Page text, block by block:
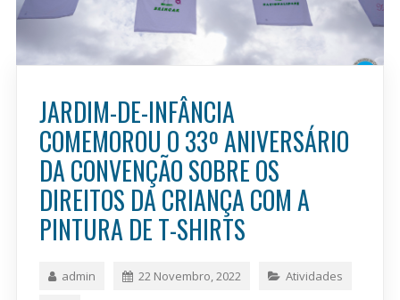
JARDIM-DE-INFÂNCIA
COMEMOROU O 33º ANIVERSÁRIO
DA CONVENÇÃO SOBRE OS
DIREITOS DA CRIANÇA COM A
PINTURA DE T-SHIRTS
admin 22 Novembro, 2022 Atividades